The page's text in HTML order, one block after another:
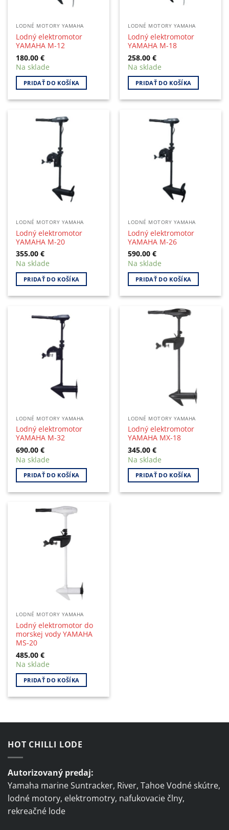
LODNÉ MOTORY YAMAHA
Lodný elektromotor
YAMAHA M-12
180.00€
Na sklade
PRIDAŤ DO KOŠÍKA
LODNÉ MOTORY YAMAHA
Lodný elektromotor
YAMAHA M-18
258.00€
Na sklade
PRIDAŤ DO KOŠÍKA
LODNÉ MOTORY YAMAHA
Lodný elektromotor
YAMAHA M-20
355.00€
Na sklade
PRIDAŤ DO KOŠÍKA
LODNÉ MOTORY YAMAHA
Lodný elektromotor
YAMAHA M-26
590.00€
Na sklade
PRIDAŤ DO KOŠÍKA
LODNÉ MOTORY YAMAHA
Lodný elektromotor
YAMAHA M-32
690.00€
Na sklade
PRIDAŤ DO KOŠÍKA
LODNÉ MOTORY YAMAHA
Lodný elektromotor
YAMAHA MX-18
345.00€
Na sklade
PRIDAŤ DO KOŠÍKA
LODNÉ MOTORY YAMAHA
Lodný elektromotor do
morskej vody YAMAHA
MS-20
485.00€
Na sklade
PRIDAŤ DO KOŠÍKA
HOT CHILLI LODE
Autorizovaný predaj:
Yamaha marine Suntracker, River, Tahoe Vodné skútre,
lodné motory, elektromotry, nafukovacie člny,
rekreačné lode